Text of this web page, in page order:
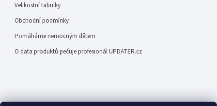
Velikostní tabulky
Obchodní podmínky
Pomáháme nemocným dětem
O data produktů pečuje profesionál UPDATER.cz